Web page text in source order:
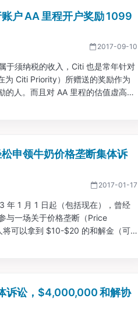
户 AA 里程开户奖励 1099
2017-09-10
于须纳税的收入，Citi 也是常年针对
为 Citi Priority）所赠送的奖励作为
人。而且对 AA 里程的估值虚高，
申领牛奶价格垄断集体诉
2017-01-17
年 1 月 1 日起（包括现在），曾经
与一场关于价格垄断（Price
可以拿到 $10-$20 的和解金（可
诉讼，$4,000,000 和解协